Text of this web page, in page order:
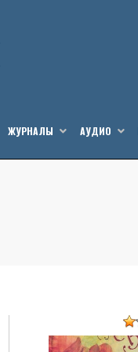
ЖУРНАЛЫ АУДИО